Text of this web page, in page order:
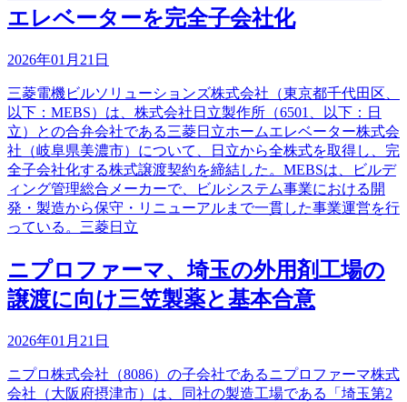
エレベーターを完全子会社化
2026年01月21日
三菱電機ビルソリューションズ株式会社（東京都千代田区、
以下：MEBS）は、株式会社日立製作所（6501、以下：日
立）との合弁会社である三菱日立ホームエレベーター株式会
社（岐阜県美濃市）について、日立から全株式を取得し、完
全子会社化する株式譲渡契約を締結した。MEBSは、ビルデ
ィング管理総合メーカーで、ビルシステム事業における開
発・製造から保守・リニューアルまで一貫した事業運営を行
っている。三菱日立
ニプロファーマ、埼玉の外用剤工場の
譲渡に向け三笠製薬と基本合意
2026年01月21日
ニプロ株式会社（8086）の子会社であるニプロファーマ株式
会社（大阪府摂津市）は、同社の製造工場である「埼玉第2